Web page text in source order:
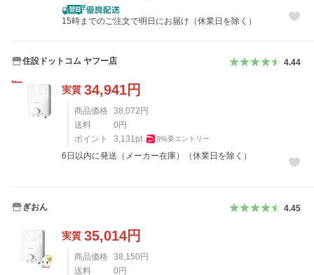
15時までのご注文で明日にお届け（休業日を除く）
住設ドットコム ヤフー店 4.44
実質 34,941円
商品価格 38,072円
送料
0円
ポイント
3,131 pt 9%要エントリー
6日以内に発送（メーカー在庫）（休業日を除く）
ぎおん 4.45
実質 35,014円
商品価格 38,150円
送料
0円